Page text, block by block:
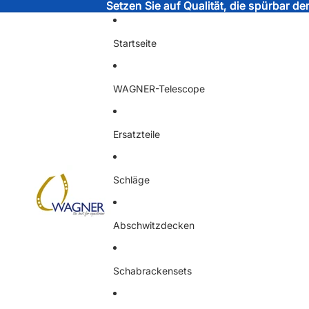
Setzen Sie auf Qualität, die spürbar
Setzen Sie auf Qualität, die spürbar
Startseite
WAGNER-Telescope
Ersatzteile
Schläge
Abschwitzdecken
Schabrackensets